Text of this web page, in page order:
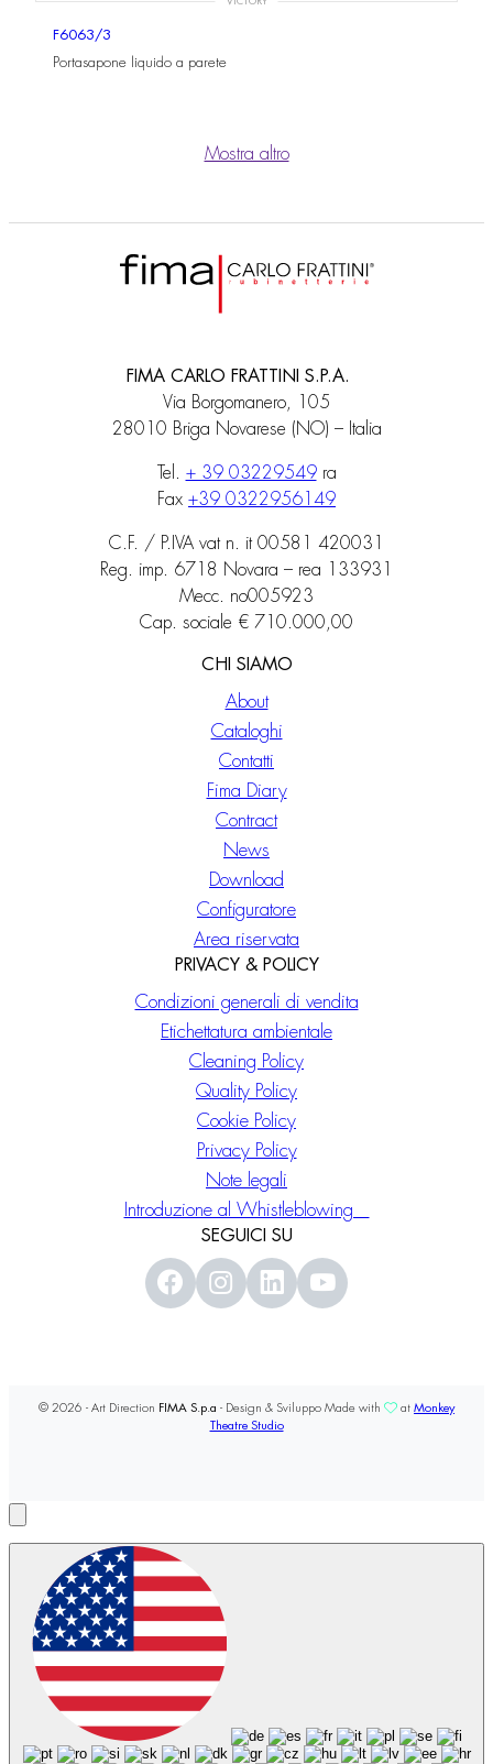
F6063/3
Portasapone liquido a parete
Mostra altro
FIMA CARLO FRATTINI S.P.A.
Via Borgomanero, 105
28010 Briga Novarese (NO) – Italia
Tel. + 39 03229549ra
Fax +39 0322956149
C.F. / P.IVA vat n. it 00581 420031
Reg. imp. 6718 Novara – rea 133931
Mecc. no005923
Cap. sociale € 710.000,00
CHI SIAMO
About
Cataloghi
Contatti
Fima Diary
Contract
News
Download
Configuratore
Area riservata
PRIVACY & POLICY
Condizioni generali di vendita
Etichettatura ambientale
Cleaning Policy
Quality Policy
Cookie Policy
Privacy Policy
Note legali
Introduzione al Whistleblowing
SEGUICI SU
© 2026 - Art Direction FIMA S.p.a - Design & Sviluppo Made with at Monkey
Theatre Studio